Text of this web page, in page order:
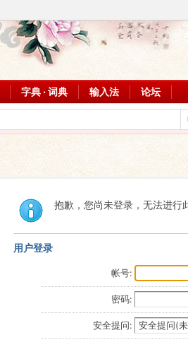
字典 · 词典 输入法 论坛
抱歉，您尚未登录，无法进行
用户登录
帐号:
密码:
安全提问: